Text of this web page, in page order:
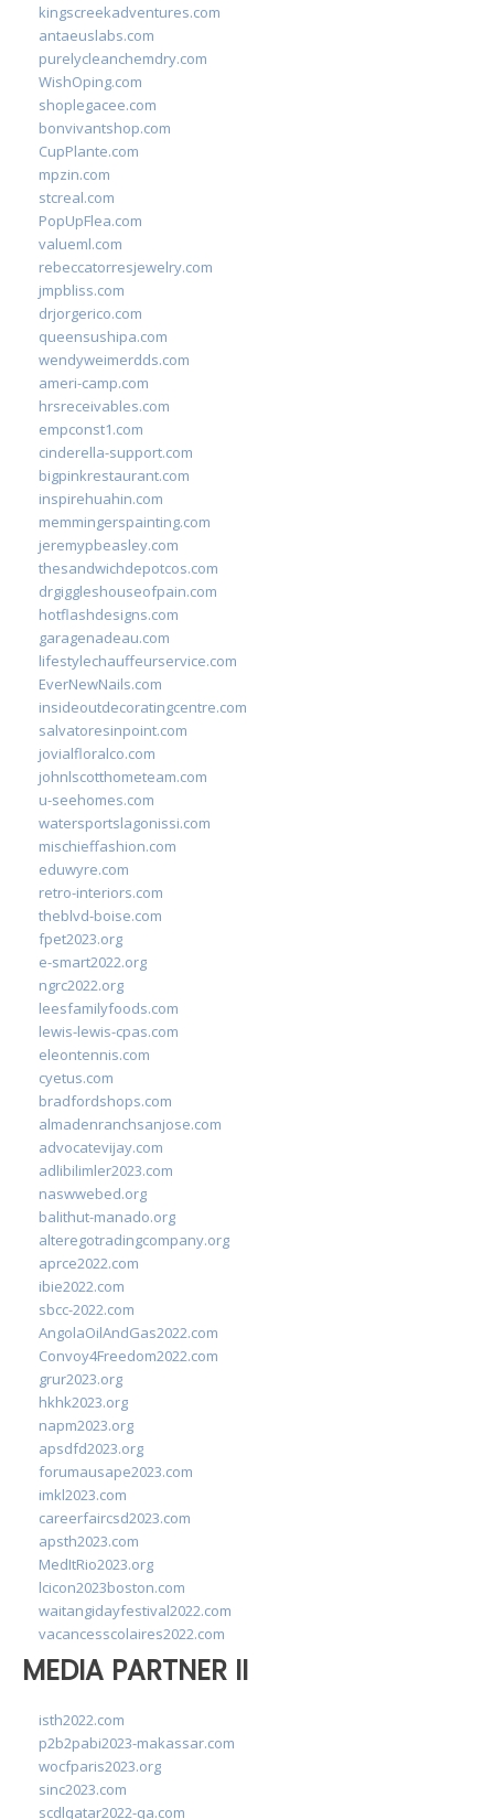
kingscreekadventures.com
antaeuslabs.com
purelycleanchemdry.com
WishOping.com
shoplegacee.com
bonvivantshop.com
CupPlante.com
mpzin.com
stcreal.com
PopUpFlea.com
valueml.com
rebeccatorresjewelry.com
jmpbliss.com
drjorgerico.com
queensushipa.com
wendyweimerdds.com
ameri-camp.com
hrsreceivables.com
empconst1.com
cinderella-support.com
bigpinkrestaurant.com
inspirehuahin.com
memmingerspainting.com
jeremypbeasley.com
thesandwichdepotcos.com
drgiggleshouseofpain.com
hotflashdesigns.com
garagenadeau.com
lifestylechauffeurservice.com
EverNewNails.com
insideoutdecoratingcentre.com
salvatoresinpoint.com
jovialfloralco.com
johnlscotthometeam.com
u-seehomes.com
watersportslagonissi.com
mischieffashion.com
eduwyre.com
retro-interiors.com
theblvd-boise.com
fpet2023.org
e-smart2022.org
ngrc2022.org
leesfamilyfoods.com
lewis-lewis-cpas.com
eleontennis.com
cyetus.com
bradfordshops.com
almadenranchsanjose.com
advocatevijay.com
adlibilimler2023.com
naswwebed.org
balithut-manado.org
alteregotradingcompany.org
aprce2022.com
ibie2022.com
sbcc-2022.com
AngolaOilAndGas2022.com
Convoy4Freedom2022.com
grur2023.org
hkhk2023.org
napm2023.org
apsdfd2023.org
forumausape2023.com
imkl2023.com
careerfaircsd2023.com
apsth2023.com
MedItRio2023.org
lcicon2023boston.com
waitangidayfestival2022.com
vacancesscolaires2022.com
MEDIA PARTNER II
isth2022.com
p2b2pabi2023-makassar.com
wocfparis2023.org
sinc2023.com
scdlqatar2022-qa.com